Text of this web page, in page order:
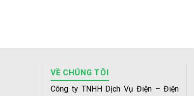
VỀ CHÚNG TÔI
Công ty TNHH Dịch Vụ Điện – Điện